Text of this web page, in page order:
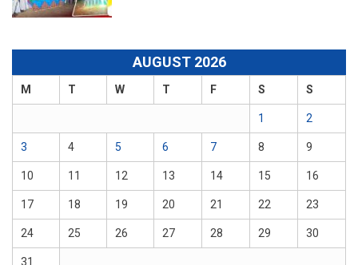
AUGUST 2026
M T W T F S S
1 2
3 4 5 6 7 8 9
10 11 12 13 14 15 16
17 18 19 20 21 22 23
24 25 26 27 28 29 30
31